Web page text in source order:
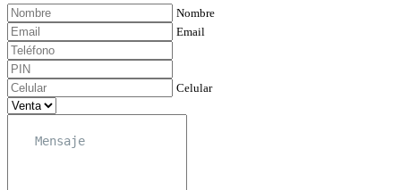
Nombre
Email
Celular